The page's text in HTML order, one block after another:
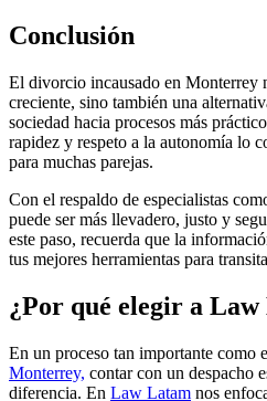
Conclusión
El divorcio incausado en Monterrey
creciente, sino también una
sociedad hacia procesos más
rapidez y respeto a la autonomía lo
para muchas parejas.
Con el respaldo de especialistas
puede ser más llevadero, justo y
este paso, recuerda que la
tus mejores herramientas para
¿Por qué elegir a
En un proceso tan importante como
Monterrey, contar con un despacho
diferencia. En Law Latam nos